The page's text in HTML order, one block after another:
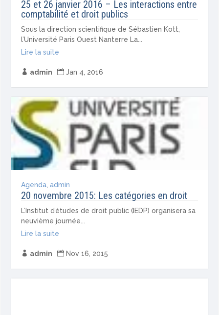
25 et 26 janvier 2016 – Les interactions entre
comptabilité et droit publics
Sous la direction scientifique de Sébastien Kott,
l’Université Paris Ouest Nanterre La...
Lire la suite
 admin  Jan 4, 2016
Agenda,admin
20 novembre 2015: Les catégories en droit
L’Institut d’études de droit public (IEDP) organisera sa
neuvième journée...
Lire la suite
 admin  Nov 16, 2015